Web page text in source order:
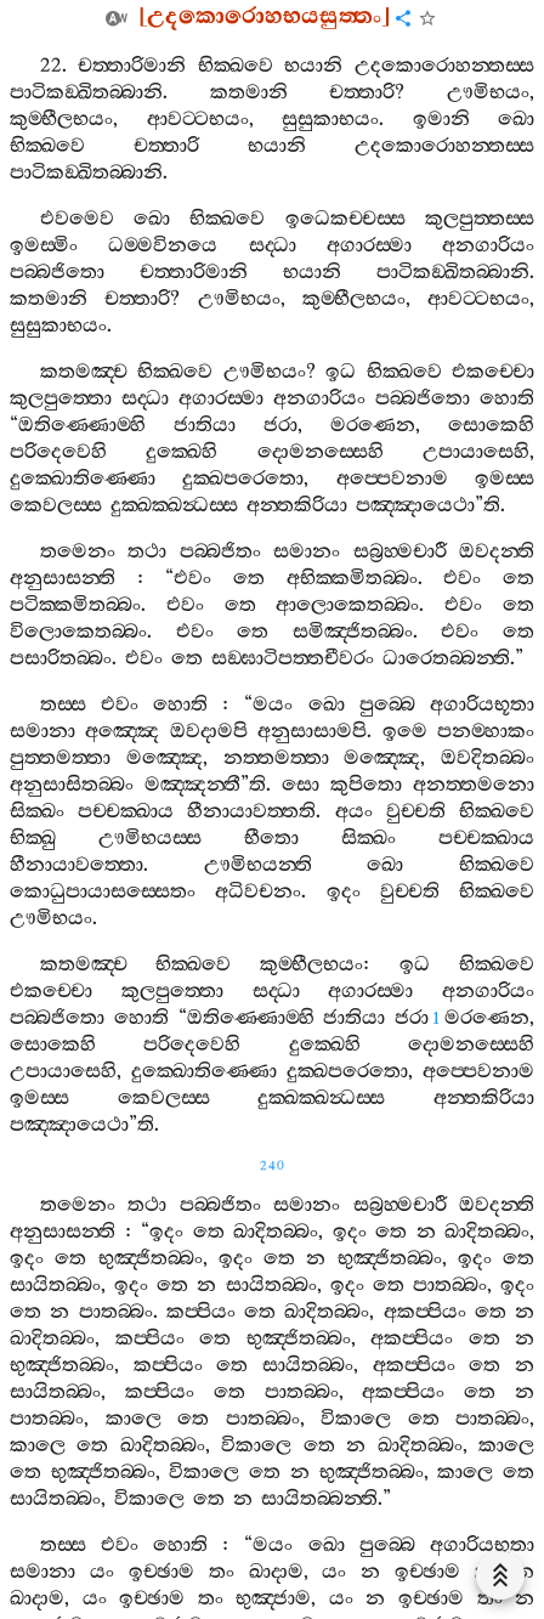
[උදකොරොහභයසුත‍්තං]
22.චත‍්තාරිමානි භික‍්ඛවෙ භයානි උදකොරොහන‍්තස‍්ස
පාටිකඞ‍්ඛිතබ‍්බානි. කතමානි චත‍්තාරි?ඌමිභයං,
කුම‍්භීලභයං, ආවට‍්ටභයං, සුසුකාභයං. ඉමානි
ඛො
භික‍්ඛවෙ
චත‍්තාරි භයානි
උදකොරොහන‍්තස‍්ස
පාටිකඞ‍්ඛිතබ‍්බානි.
එවමෙව
ඛො භික‍්ඛවෙ ඉධෙකච‍්චස‍්ස
කුලපුත‍්තස‍්ස
ඉමස‍්මිං
ධම‍්මවිනයෙ සද‍්ධා අගාරස‍්මා
අනගාරියං
පබ‍්බජිතො
චත‍්තාරිමානි භයානි පාටිකඞ‍්ඛිතබ‍්බානි.
කතමානි
චත‍්තාරි? ඌමිභයං, කුම‍්භීලභයං, ආවට‍්ටභයං,
සුසුකාභයං.
කතමඤ‍්ච භික‍්ඛවෙ ඌමිභයං?ඉධ භික‍්ඛවෙ එකච‍්චො
කුලපුත‍්තො සද‍්ධා අගාරස‍්මා අනගාරියං පබ‍්බජිතො හොති
“ඔතිණ‍්ණොම‍්හි ජාතියා ජරා, මරණෙන, සොකෙහි
පරිදෙවෙහි
දුක‍්ඛෙහි දොමනස‍්සෙහි උපායාසෙහි,
දුක‍්ඛොතිණ‍්ණො
දුක‍්ඛපරෙතො, අප‍්පෙවනාම
ඉමස‍්ස
කෙවලස‍්ස දුක‍්ඛක‍්ඛන්‍ධස‍්ස අන‍්තකිරියා පඤ‍්ඤායෙථා”ති.
තමෙනං තථා පබ‍්බජිතං සමානං සබ්‍රහ‍්මචාරී ඔවදන‍්ති
අනුසාසන‍්ති : “එවං තෙ අභික‍්කමිතබ‍්බං.එවං
තෙ
පටික‍්කමිතබ‍්බං. එවං තෙ ආලොකෙතබ‍්බං.එවං
තෙ
විලොකෙතබ‍්බං. එවං තෙ සමිඤ‍්ජිතබ‍්බං.එවං
තෙ
පසාරිතබ‍්බං. එවං තෙ සඞ‍්ඝාටිපත‍්තචීවරං ධාරෙතබ‍්බන‍්ති.”
තස‍්ස
එවං හොති : “මයං ඛො පුබ‍්බෙ
අගාරියභූතා
සමානා අඤ‍්ඤෙ ඔවදාමපි අනුසාසාමපි. ඉමෙ පනම‍්හාකං
පුත‍්තමත‍්තා
මඤ‍්ඤෙ, නත‍්තමත‍්තා මඤ‍්ඤෙ, ඔවදිතබ‍්බං
අනුසාසිතබ‍්බං මඤ‍්ඤන‍්තී”ති. සො කුපිතො අනත‍්තමනො
සික‍්ඛං පච‍්චක‍්ඛාය හීනායාවත‍්තති. අයං වුච‍්චති
භික‍්ඛවෙ
භික‍්ඛු
ඌමිභයස‍්ස භීතො සික‍්ඛං
පච‍්චක‍්ඛාය
හීනායාවත‍්තො. ඌමිභයන‍්ති ඛො
භික‍්ඛවෙ
කොධුපායාසස‍්සෙතං
අධිවචනං. ඉදං වුච‍්චති
භික‍්ඛවෙ
ඌමිභයං.
කතමඤ‍්ච
භික‍්ඛවෙ කුම‍්භීලභයං:ඉධ
භික‍්ඛවෙ
එකච‍්චො
කුලපුත‍්තො සද‍්ධා අගාරස‍්මා
අනගාරියං
පබ‍්බජිතො හොති “ඔතිණ‍්ණොම‍්හි ජාතියා ජරා 1 මරණෙන,
සොකෙහි
පරිදෙවෙහි දුක‍්ඛෙහි
දොමනස‍්සෙහි
උපායාසෙහි, දුක‍්ඛොතිණ‍්ණො දුක‍්ඛපරෙතො, අප‍්පෙවනාම
ඉමස‍්ස
කෙවලස‍්ස දුක‍්ඛක‍්ඛන්‍ධස‍්ස
අන‍්තකිරියා
පඤ‍්ඤායෙථා”ති.
240
තමෙනං තථා පබ‍්බජිතං සමානං සබ්‍රහ‍්මචාරී ඔවදන‍්ති
අනුසාසන‍්ති : “ඉදං තෙ ඛාදිතබ‍්බං, ඉදං තෙ න ඛාදිතබ‍්බං,
ඉදං තෙ භුඤ‍්ජිතබ‍්බං, ඉදං තෙ න භුඤ‍්ජිතබ‍්බං, ඉදං තෙ
සායිතබ‍්බං,ඉදං තෙ න සායිතබ‍්බං, ඉදං තෙ පාතබ‍්බං, ඉදං
තෙ න පාතබ‍්බං. කප‍්පියං තෙ ඛාදිතබ‍්බං, අකප‍්පියං තෙ න
ඛාදිතබ‍්බං, කප‍්පියං තෙ භුඤ‍්ජිතබ‍්බං, අකප‍්පියං තෙ
න
භුඤ‍්ජිතබ‍්බං, කප‍්පියං තෙ සායිතබ‍්බං, අකප‍්පියං තෙ
න
සායිතබ‍්බං, කප‍්පියං තෙ පාතබ‍්බං,අකප‍්පියං තෙ
න
පාතබ‍්බං, කාලෙ තෙ පාතබ‍්බං, විකාලෙ තෙ පාතබ‍්බං,
කාලෙ තෙ ඛාදිතබ‍්බං,විකාලෙ තෙ න ඛාදිතබ‍්බං,කාලෙ
තෙ භුඤ‍්ජිතබ‍්බං,විකාලෙ තෙ න භුඤ‍්ජිතබ‍්බං,කාලෙ තෙ
සායිතබ‍්බං, විකාලෙ තෙ න සායිතබ‍්බන‍්ති.”
තස‍්ස
එවං හොති : “මයං ඛො පුබ‍්බෙ
අගාරියභූතා
සමානා
යං ඉච‍්ඡාම තං ඛාදාම,යං න ඉච‍්ඡාම තං
න
ඛාදාම, යං ඉච‍්ඡාම තං භුඤ‍්ජාම, යං න ඉච‍්ඡාම තං න